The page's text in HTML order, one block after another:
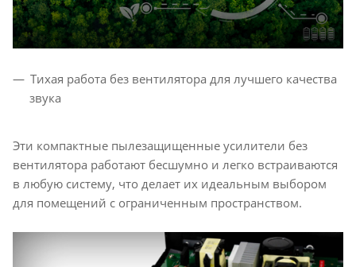
Тихая работа без вентилятора для лучшего качества
звука
Эти компактные пылезащищенные усилители без
вентилятора работают бесшумно и легко встраиваются
в любую систему, что делает их идеальным выбором
для помещений с ограниченным пространством.